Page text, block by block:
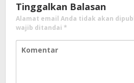
Tinggalkan Balasan
Alamat email Anda tidak akan
wajib ditandai *